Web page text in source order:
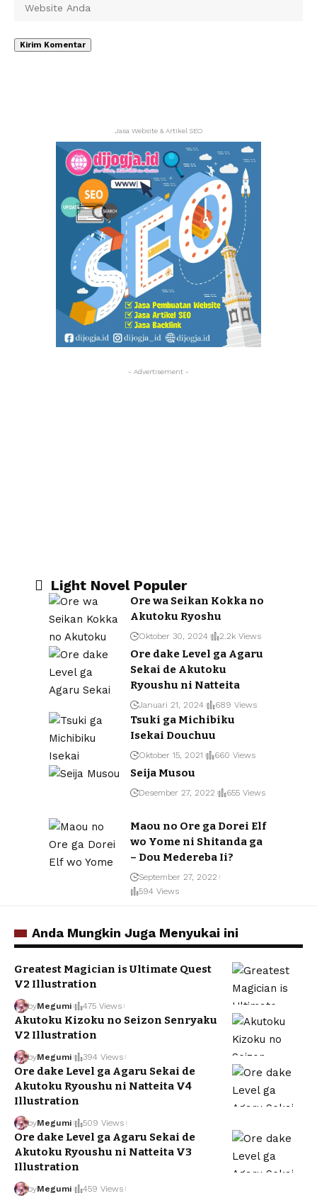
Jasa Website & Artikel SEO
- Advertisement -
Light Novel Populer
Ore wa Seikan Kokka no
Akutoku Ryoshu
Oktober 30, 2024 2.2k Views
Ore dake Level ga Agaru
Sekai de Akutoku
Ryoushu ni Natteita
Januari 21, 2024 689 Views
Tsuki ga Michibiku
Isekai Douchuu
Oktober 15, 2021 660 Views
Seija Musou
Desember 27, 2022 655 Views
Maou no Ore ga Dorei Elf
wo Yome ni Shitanda ga
– Dou Medereba Ii?
September 27, 2022
594 Views
Anda Mungkin Juga Menyukai ini
Greatest Magician is Ultimate Quest
V2 Illustration
byMegumi 475 Views
Akutoku Kizoku no Seizon Senryaku
V2 Illustration
byMegumi 394 Views
Ore dake Level ga Agaru Sekai de
Akutoku Ryoushu ni Natteita V4
Illustration
byMegumi 509 Views
Ore dake Level ga Agaru Sekai de
Akutoku Ryoushu ni Natteita V3
Illustration
byMegumi 459 Views